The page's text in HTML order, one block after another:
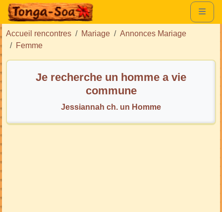
Accueil rencontres Mariage
Annonces Mariage
Femme
Je recherche un homme a vie
commune
Jessiannah ch. un Homme